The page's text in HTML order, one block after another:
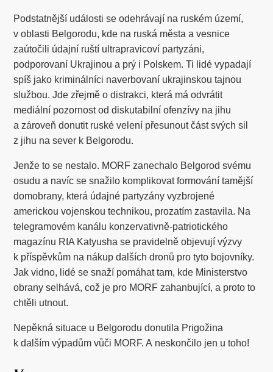
Podstatnější události se odehrávají na ruském území,
v oblasti Belgorodu, kde na ruská města a vesnice
zaútočili údajní ruští ultrapravicoví partyzáni,
podporovaní Ukrajinou a prý i Polskem. Ti lidé vypadají
spíš jako kriminálníci naverbovaní ukrajinskou tajnou
službou. Jde zřejmě o distrakci, která má odvrátit
mediální pozornost od diskutabilní ofenzívy na jihu
a zároveň donutit ruské velení přesunout část svých sil
z jihu na sever k Belgorodu.
Jenže to se nestalo. MORF zanechalo Belgorod svému
osudu a navíc se snažilo komplikovat formování tamější
domobrany, která údajné partyzány vyzbrojené
americkou vojenskou technikou, prozatím zastavila. Na
telegramovém kanálu konzervativně-patriotického
magazínu RIA Katyusha se pravidelně objevují výzvy
k příspěvkům na nákup dalších dronů pro tyto bojovníky.
Jak vidno, lidé se snaží pomáhat tam, kde Ministerstvo
obrany selhává, což je pro MORF zahanbující, a proto to
chtěli utnout.
Nepěkná situace u Belgorodu donutila Prigožina
k dalším výpadům vůči MORF. A neskončilo jen u toho!